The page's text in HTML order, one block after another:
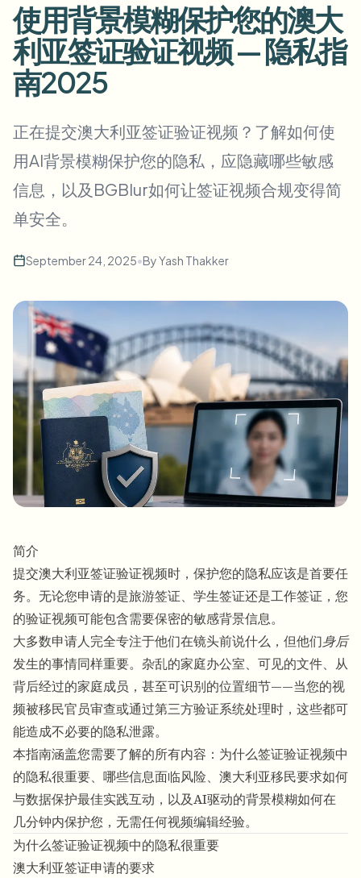
GDPR合规模糊
街头采访模糊
AI Video Object Remover
在线模糊照片中的人脸
人脸匿名化
语音匿名处理器
换脸 - 图片
换脸 - 视频
视频智能
批量视频模糊
一次处理多个视频
医疗
诊所和面向患者的视频管理
公共部门
FOIA、安全披露和编辑
批量人脸匿名化
大批量、保留期和SLA
批量车牌模糊
车队、行车记录仪和停车场大规模处理
高吞吐量流水线
模糊任何内容
企业区域、策略和审核
API 和 SDK
自动化上传、任务和Webhook
联系表单
视频智能
批量背景移除
工具
分类
产品
使用背景模糊保护您的澳大
利亚签证验证视频 — 隐私指
南2025
正在提交澳大利亚签证验证视频？了解如何使
用AI背景模糊保护您的隐私，应隐藏哪些敏感
信息，以及BGBlur如何让签证视频合规变得简
单安全。
September 24, 2025•ByYash Thakker
简介
提交澳大利亚签证验证视频时，保护您的隐私应该是首要任
务。无论您申请的是旅游签证、学生签证还是工作签证，您
的验证视频可能包含需要保密的敏感背景信息。
大多数申请人完全专注于他们在镜头前说什么，但他们身后
发生的事情同样重要。杂乱的家庭办公室、可见的文件、从
背后经过的家庭成员，甚至可识别的位置细节——当您的视
频被移民官员审查或通过第三方验证系统处理时，这些都可
能造成不必要的隐私泄露。
本指南涵盖您需要了解的所有内容：为什么签证验证视频中
的隐私很重要、哪些信息面临风险、澳大利亚移民要求如何
与数据保护最佳实践互动，以及AI驱动的背景模糊如何在
几分钟内保护您，无需任何视频编辑经验。
为什么签证验证视频中的隐私很重要
澳大利亚签证申请的要求